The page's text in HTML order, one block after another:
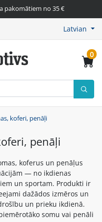
pakomātiem no 35 €
Latvian
0
koferi, penāļi
penāļi
koferus un penāļus
— no ikdienas
un sportam. Produkti ir
dažādos izmēros un
un prieku ikdienā.
somu vai penāli